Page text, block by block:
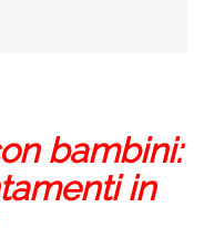
bambini:
in